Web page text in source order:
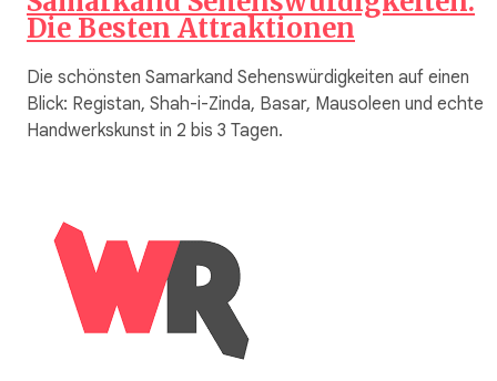
Die Besten Attraktionen
Die schönsten Samarkand Sehenswürdigkeiten auf einen
Blick: Registan, Shah-i-Zinda, Basar, Mausoleen und echte
Handwerkskunst in 2 bis 3 Tagen.